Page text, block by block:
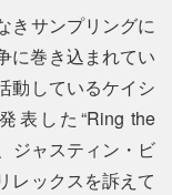
きサンプリングに
に巻き込まれてい
動しているケイシ
表した“Ring the
ジャスティン・ビ
レックスを訴えて